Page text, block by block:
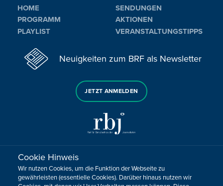
HOME
PROGRAMM
PLAYLIST
SENDUNGEN
AKTIONEN
VERANSTALTUNGSTIPPS
Neuigkeiten zum BRF als Newsletter
JETZT ANMELDEN
Sie haben noch Fragen oder Anmerkungen?
KONTAKTIEREN SIE UNS!
Cookie Hinweis
Wir nutzen Cookies, um die Funktion der Webseite zu
gewährleisten (essentielle Cookies). Darüber hinaus nutzen wir